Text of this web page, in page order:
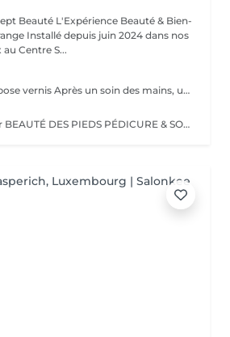
Beauté & Bien-
Installé depuis juin 2024 dans nos
Centre S...
BEAUTÉ DES MAINS pose vernis Après un soin des mains, une pose vernis : Limage et mise en forme des ongles Application d'un vernis Longwear ProNails longue tenue ou semi-permanent (en option) Une pause bien-être idéale pour retrouver des mains soignées et élégantes.
Pose vernis Longwear BEAUTÉ DES PIEDS PÉDICURE & SOINS EXPERTS Nos soins des pieds sont conçus pour allier esthétique et bien-être, en apportant confort, douceur et élégance à vos pieds. Tous nos soins sont réalisés dans des cabines dédiées, équipées de fauteuils Pedi Spa avec bain de pieds intégré, pour une expérience alliant détente et expertise. Nous utilisons les produits spécifiques de la toute nouvelle gamme pieds de ProNails, formulée pour nourrir, réparer et protéger vos pieds en profondeur.